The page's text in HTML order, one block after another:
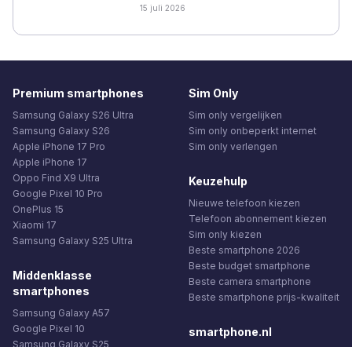
15 juli 2026
Premium smartphones
Samsung Galaxy S26 Ultra
Samsung Galaxy S26
Apple iPhone 17 Pro
Apple iPhone 17
Oppo Find X9 Ultra
Google Pixel 10 Pro
OnePlus 15
Xiaomi 17
Samsung Galaxy S25 Ultra
Middenklasse
smartphones
Samsung Galaxy A57
Google Pixel 10
Samsung Galaxy S25
Sim Only
Sim only vergelijken
Sim only onbeperkt internet
Sim only verlengen
Keuzehulp
Nieuwe telefoon kiezen
Telefoon abonnement kiezen
Sim only kiezen
Beste smartphone 2026
Beste budget smartphone
Beste camera smartphone
Beste smartphone prijs-kwaliteit
smartphone.nl